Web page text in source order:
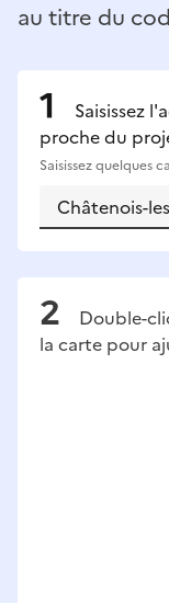
au titre du
Saisissez
proche du
Saisissez quelques
Double-
la carte pour